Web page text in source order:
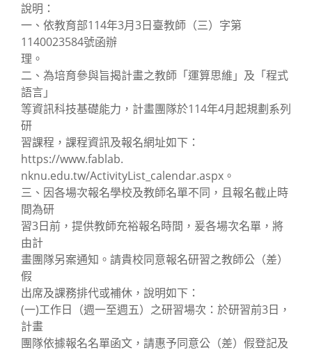
說明：
一、依教育部114年3月3日臺教師（三）字第
1140023584號函辦
理。
二、為培育參與旨揭計畫之教師「運算思維」及「程式
語言」
等資訊科技基礎能力，計畫團隊於114年4月起規劃系列
研
習課程，課程資訊及報名網址如下：
https://www.fablab.
nknu.edu.tw/ActivityList_calendar.aspx。
三、因各場次報名學校及教師名單不同，且報名截止時
間為研
習3日前，提供教師充裕報名時間，爰各場次名單，將
由計
畫團隊另案通知。請貴校同意報名研習之教師公（差）
假
出席及課務排代或補休，說明如下：
(一)工作日（週一至週五）之研習場次：於研習前3日，
計畫
團隊依據報名名單函文，請惠予同意公（差）假登記及